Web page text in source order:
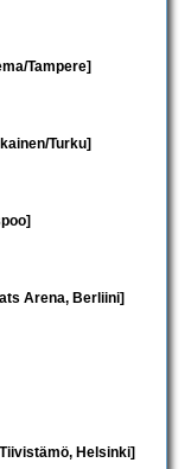
Tampere]
Turku]
Arena, Berliini]
Helsinki]